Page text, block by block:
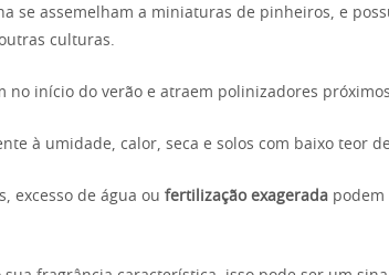
se assemelham a miniaturas de pinheiros, e
culturas.
no início do verão e atraem polinizadores
à umidade, calor, seca e solos com baixo teor
excesso de água ou fertilização exagerada podem